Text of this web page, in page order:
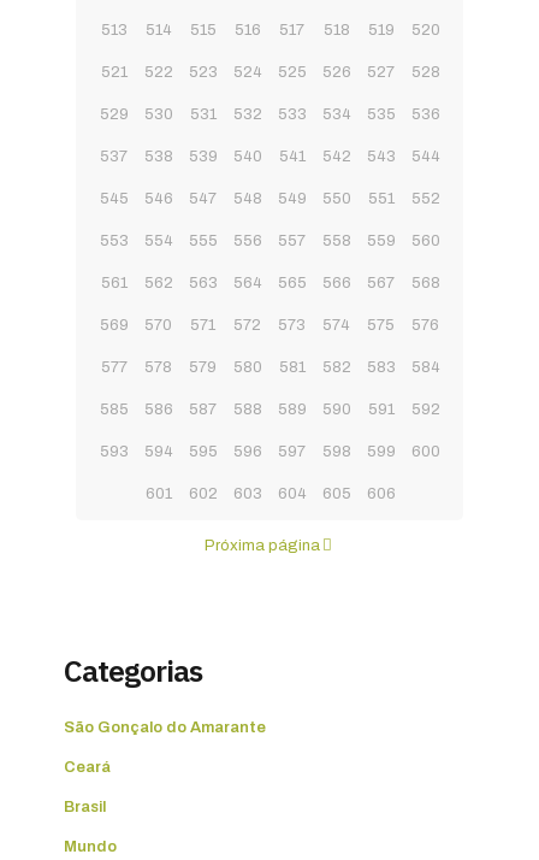
513 514 515 516 517 518 519 520
521 522 523 524 525 526 527 528
529 530 531 532 533 534 535 536
537 538 539 540 541 542 543 544
545 546 547 548 549 550 551 552
553 554 555 556 557 558 559 560
561 562 563 564 565 566 567 568
569 570 571 572 573 574 575 576
577 578 579 580 581 582 583 584
585 586 587 588 589 590 591 592
593 594 595 596 597 598 599 600
601 602 603 604 605 606
Próxima página
Categorias
São Gonçalo do Amarante
Ceará
Brasil
Mundo